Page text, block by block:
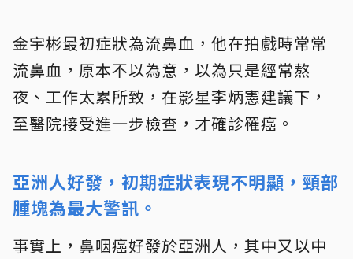
金宇彬最初症狀為流鼻血，他在拍戲時常常
流鼻血，原本不以為意，以為只是經常熬
夜、工作太累所致，在影星李炳憲建議下，
至醫院接受進一步檢查，才確診罹癌。
亞洲人好發，初期症狀表現不明顯，頸部
腫塊為最大警訊。
事實上，鼻咽癌好發於亞洲人，其中又以中